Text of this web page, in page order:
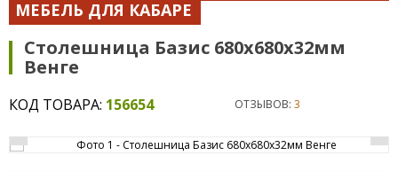
МЕБЕЛЬ ДЛЯ КАБАРЕ
Столешница Базис 680х680х32мм
Венге
КОД ТОВАРА: 156654 ОТЗЫВОВ: 3